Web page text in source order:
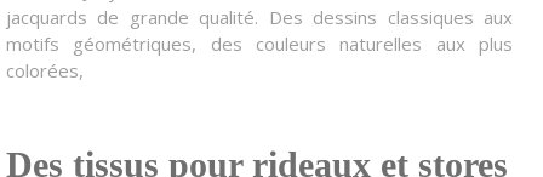
jacquards de grande qualité. Des dessins classiques aux
motifs géométriques, des couleurs naturelles aux plus
colorées,
Des tissus pour rideaux et stores